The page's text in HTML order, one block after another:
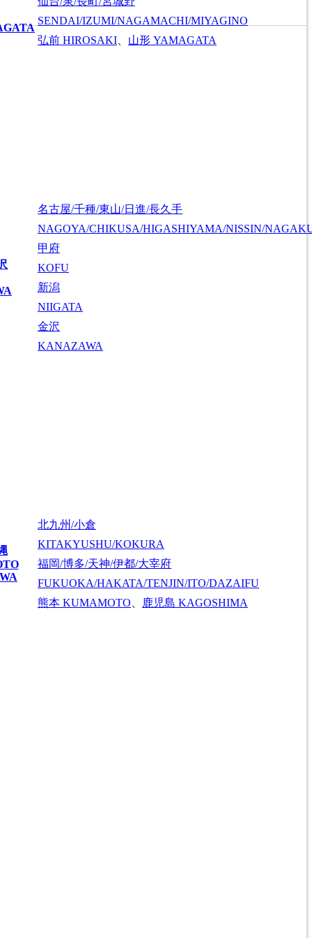
SENDAI/IZUMI/NAGAMACHI/MIYAGINO
弘前 HIROSAKI 山形 YAMAGATA
名古屋/千種/東山/日進/長久手
NAGOYA/CHIKUSA/HIGASHIYAMA/NISSIN/
甲府
KOFU
新潟
NIIGATA
金沢
KANAZAWA
北九州/小倉
KITAKYUSHU/KOKURA
福岡/博多/天神/伊都/大宰府
FUKUOKA/HAKATA/TENJIN/ITO/DAZAIFU
熊本 KUMAMOTO 鹿児島 KAGOSHIMA